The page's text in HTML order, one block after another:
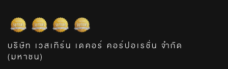
บริษัท เวสเทิร์น เดคอร์ คอร์ปอเรชั่น จำกัด
(มหาชน)